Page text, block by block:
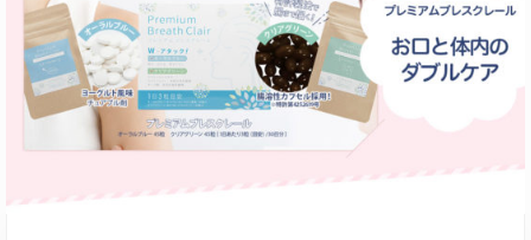
解
決
サ
イ
ト